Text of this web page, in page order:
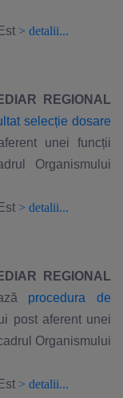
> detalii...
REGIONAL
selecție dosare
unei funcții
Organismului
> detalii...
REGIONAL
procedura de
post aferent unei
Organismului
> detalii...